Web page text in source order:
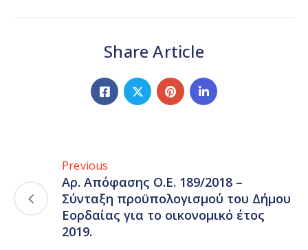
Share Article
Previous
Αρ. Απόφασης Ο.Ε. 189/2018 –
Σύνταξη προϋπολογισμού του Δήμου
Εορδαίας για το οικονομικό έτος
2019.